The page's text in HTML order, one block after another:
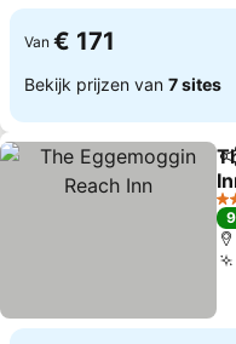
Van € 171
Bekijk prijzen van 7 sites
3